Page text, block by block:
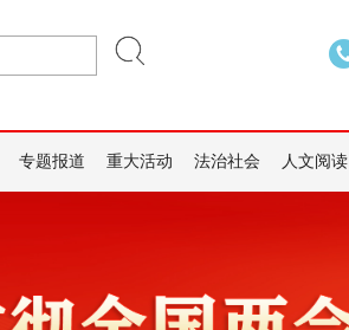
专题报道 重大活动 法治社会 人文阅读